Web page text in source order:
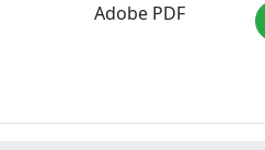
Adobe PDF